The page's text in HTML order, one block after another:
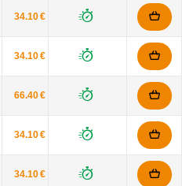
34.10 €
34.10 €
66.40 €
34.10 €
34.10 €